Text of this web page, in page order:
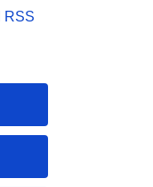
RSS